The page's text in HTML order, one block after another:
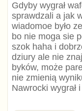
Gdyby wygrał
sprawdzali a jak
wiadomoe było
bo nie moga sie
szok haha i
dziury ale nie
byków, może
nie zmienią
Nawrocki wygrał